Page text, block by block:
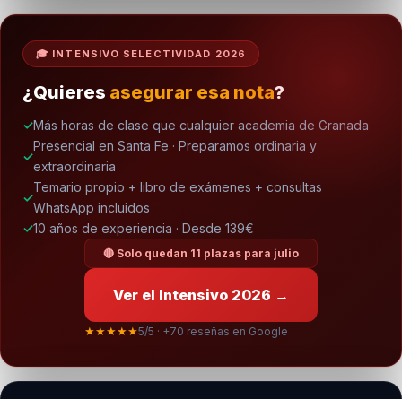
🎓 INTENSIVO SELECTIVIDAD 2026
¿Quieres asegurar esa nota?
Más horas de clase que cualquier academia de Granada
Presencial en Santa Fe · Preparamos ordinaria y
extraordinaria
Temario propio + libro de exámenes + consultas
WhatsApp incluidos
10 años de experiencia · Desde 139€
🔴 Solo quedan 11 plazas para julio
Ver el Intensivo 2026 →
★★★★★5/5 · +70 reseñas en Google